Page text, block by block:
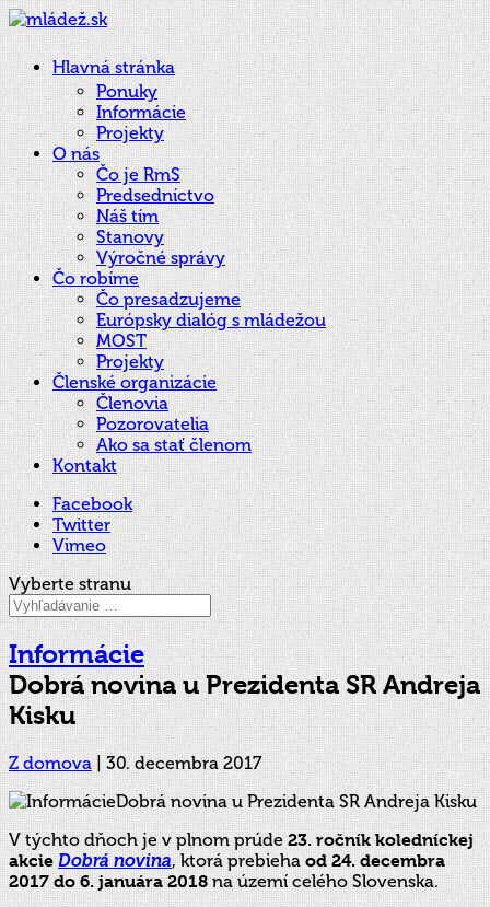
Hlavná stránka
Ponuky
Informácie
Projekty
O nás
Čo je RmS
Predsedníctvo
Náš tím
Stanovy
Výročné správy
Čo robíme
Čo presadzujeme
Európsky dialóg s mládežou
MOST
Projekty
Členské organizácie
Členovia
Pozorovatelia
Ako sa stať členom
Kontakt
Facebook
Twitter
Vimeo
Vyberte stranu
Informácie
Dobrá novina u Prezidenta SR Andreja
Kisku
Z domova|30. decembra 2017
V týchto dňoch je v plnom prúde23. ročník koledníckej
akcie Dobrá novina, ktorá prebiehaod 24. decembra
2017 do 6. januára 2018na území celého Slovenska.